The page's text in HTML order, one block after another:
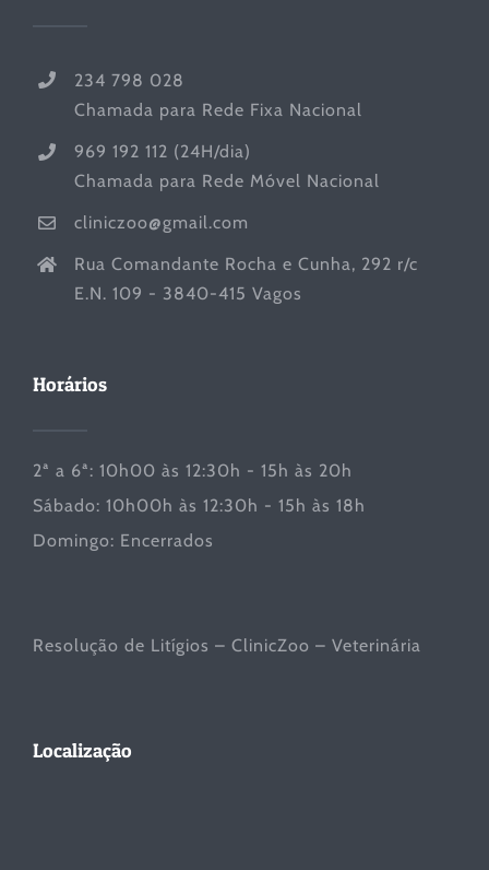
234 798 028
Chamada para Rede Fixa Nacional
969 192 112 (24H/dia)
Chamada para Rede Móvel Nacional
cliniczoo@gmail.com
Rua Comandante Rocha e Cunha, 292 r/c
E.N. 109 - 3840-415 Vagos
Horários
2ª a 6ª: 10h00 às 12:30h - 15h às 20h
Sábado: 10h00h às 12:30h - 15h às 18h
Domingo: Encerrados
Resolução de Litígios – ClinicZoo – Veterinária
Localização